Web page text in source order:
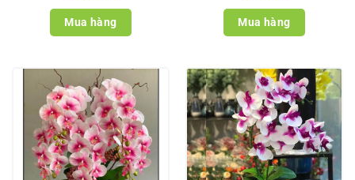
Mua hàng Mua hàng